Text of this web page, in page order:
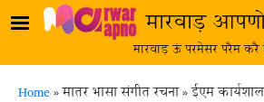
Skip to main contentमारवाड़
मारवाड़ ऊं परमेसर परैम करै
Breadcrumb
Home मातर भासा संगीत रचना ईएम